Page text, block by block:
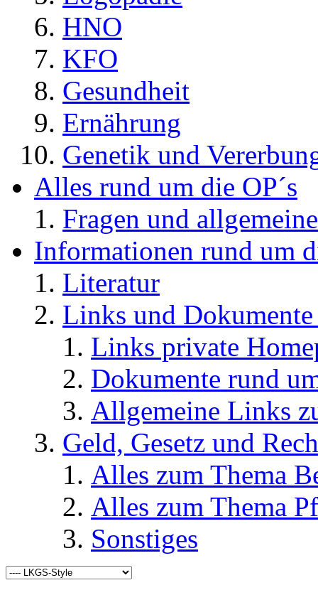
HNO
KFO
Gesundheit
Ernährung
Genetik und
Alles rund um die OP´s
Fragen und
Informationen rund um
Literatur
Links und
Links private
Dokumente rund
Allgemeine Links
Geld, Gesetz und
Alles zum Thema
Alles zum Thema
Sonstiges